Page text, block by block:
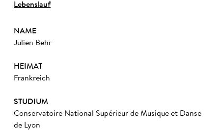
Lebenslauf
NAME
Julien Behr
HEIMAT
Frankreich
STUDIUM
Conservatoire National Supérieur de Musique et Danse
de Lyon